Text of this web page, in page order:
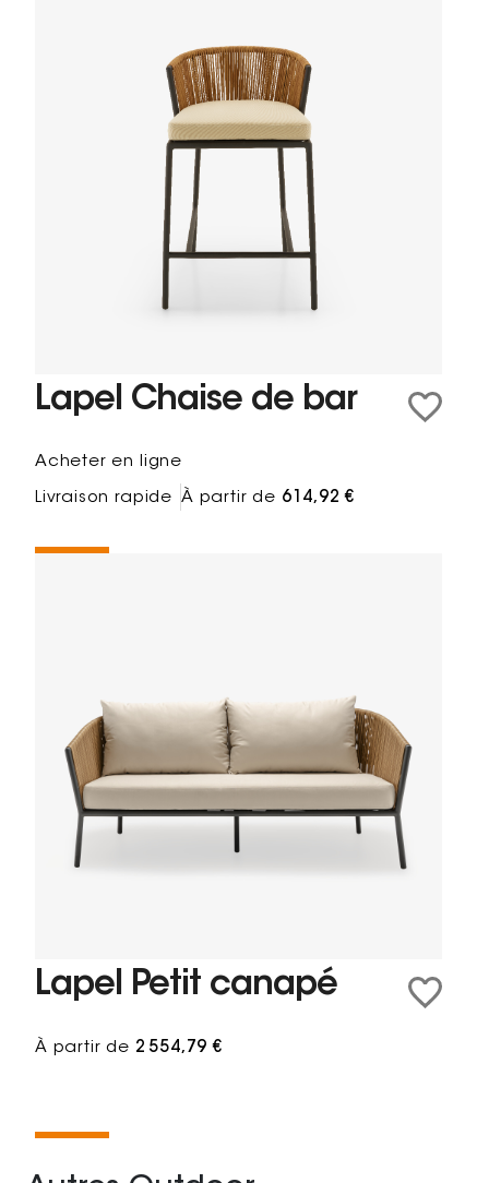
Lapel Chaise de bar
Acheter en ligne
Livraison rapide À partir de 614,92 €
Lapel Petit canapé
À partir de 2 554,79 €